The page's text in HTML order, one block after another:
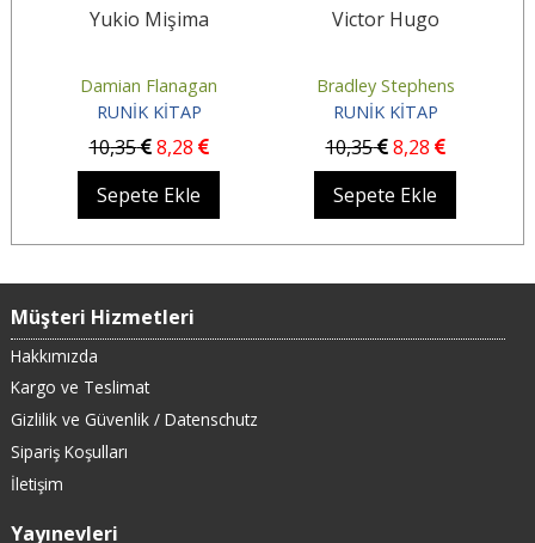
Yukio Mişima
Damian Flanagan
RUNİK KİTAP
10,35 8,28
Sepete Ekle
Victor Hugo
Bradley Stephens
RUNİK KİTAP
10,35 8,28
Sepete Ekle
Müşteri Hizmetleri
Hakkımızda
Kargo ve Teslimat
Gizlilik ve Güvenlik / Datenschutz
Sipariş Koşulları
İletişim
Yayınevleri